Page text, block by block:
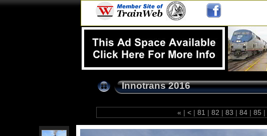
Innotrans 2016
« | < | 81 | 82 | 83 | 84 | 85 |